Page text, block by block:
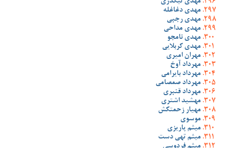
مهدی تیکدری
مهدی دغاغله
مهدی رجبی
مهدی مداحی
مهدی نامجو
مهدی کربلایی
مهران امیری
مهرداد آوخ
مهرداد بایرامی
مهرداد صمصامی
مهرداد قنبری
مهشید اشتری
مهیار زحمتکش
موسوی
میثم پاریزی
میثم تهی دست